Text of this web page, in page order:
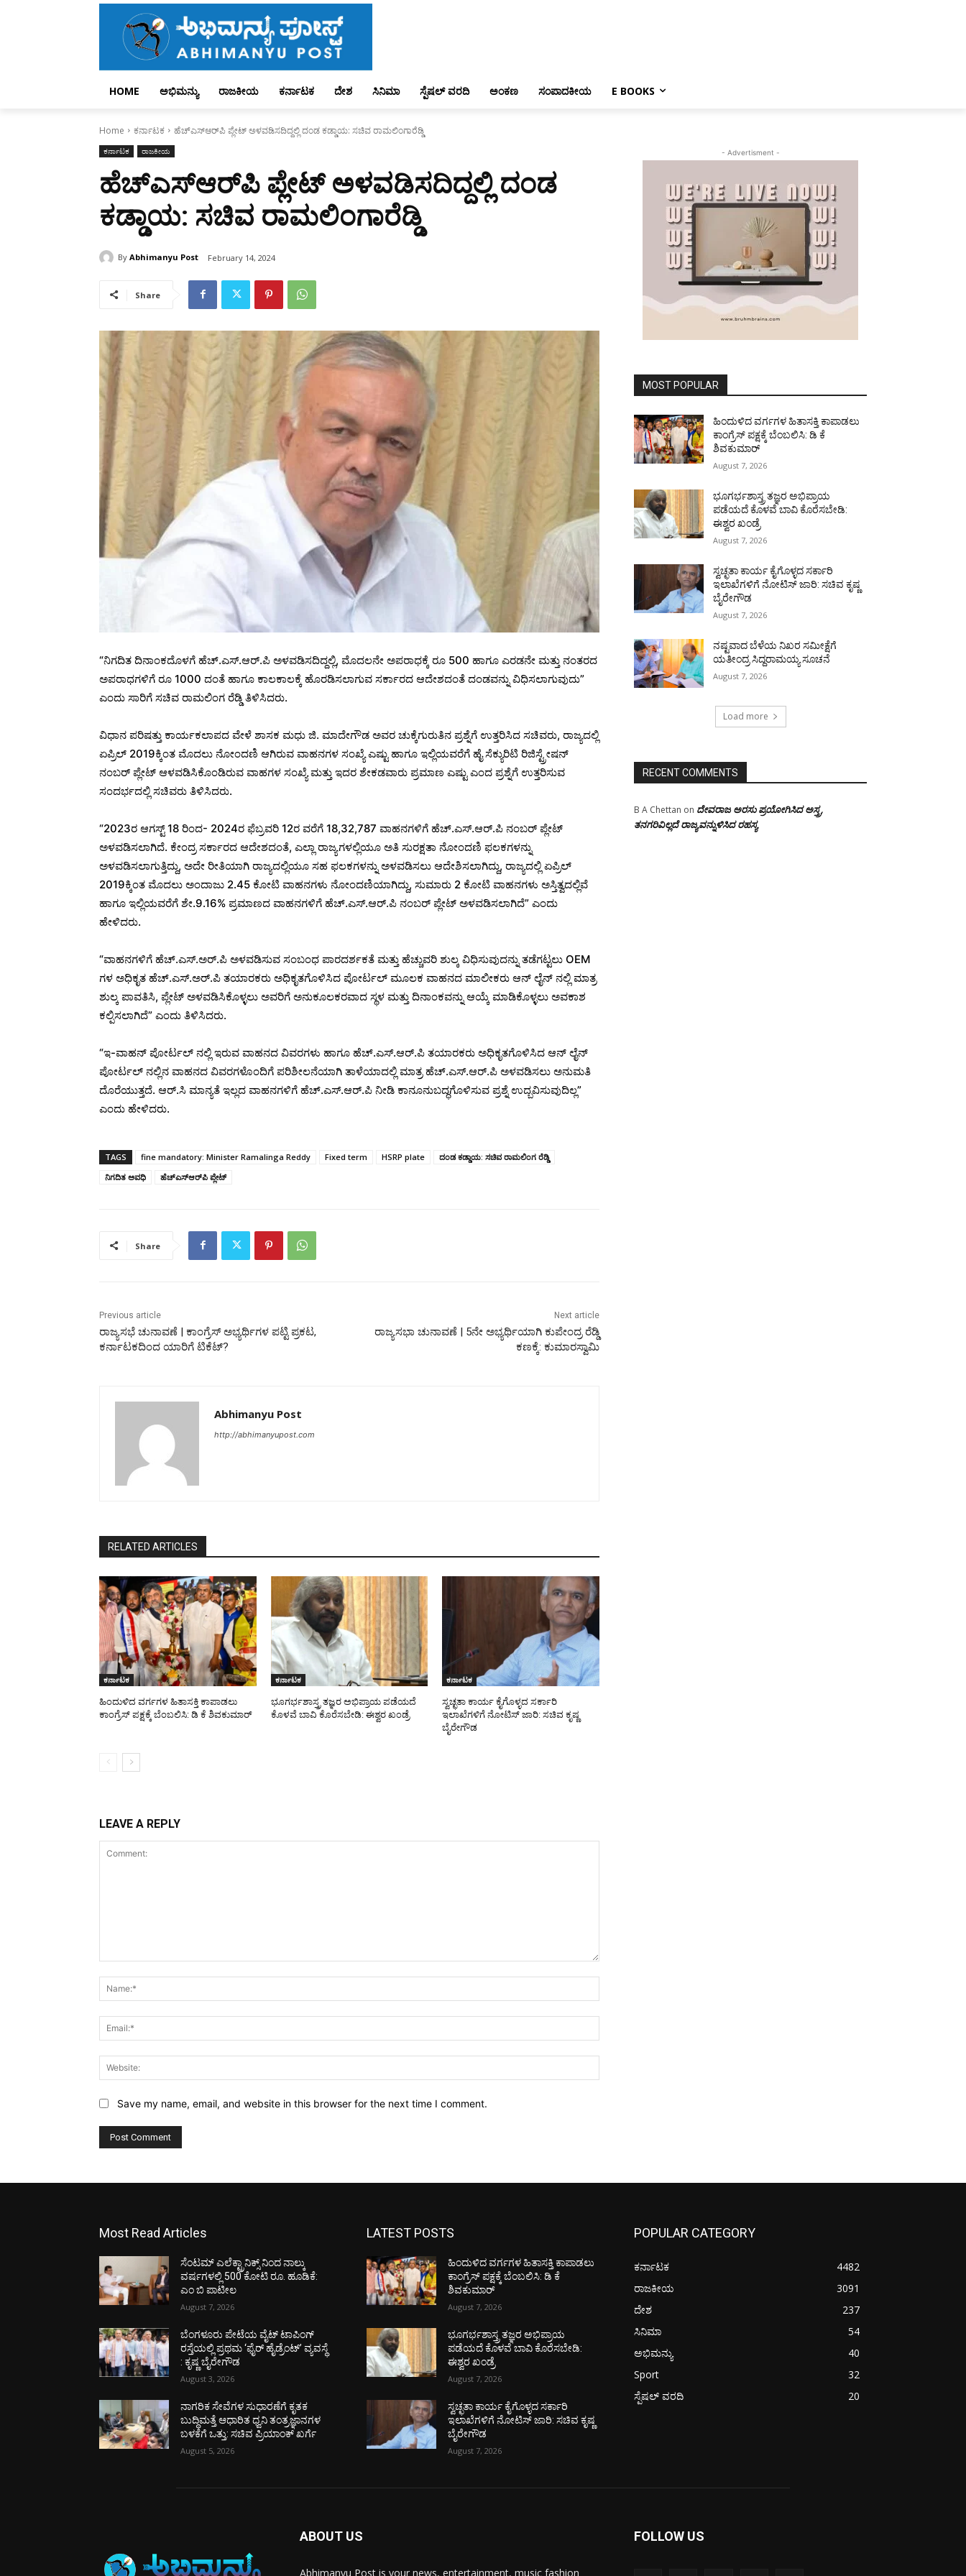
HOME ಅಭಿಮನ್ಯು ರಾಜಕೀಯ ಕರ್ನಾಟಕ ದೇಶ ಸಿನಿಮಾ ಸ್ಪೆಷಲ್ ವರದಿ ಅಂಕಣ ಸಂಪಾದಕೀಯ E BOOKS
Home ಕರ್ನಾಟಕ ಹೆಚ್‌ಎಸ್‌ಆರ್‌ಪಿ ಪ್ಲೇಟ್‌ ಅಳವಡಿಸದಿದ್ದಲ್ಲಿ ದಂಡ ಕಡ್ಡಾಯ: ಸಚಿವ ರಾಮಲಿಂಗಾರೆಡ್ಡಿ
ಕರ್ನಾಟಕ ರಾಜಕೀಯ
ಹೆಚ್‌ಎಸ್‌ಆರ್‌ಪಿ ಪ್ಲೇಟ್‌ ಅಳವಡಿಸದಿದ್ದಲ್ಲಿ ದಂಡ
ಕಡ್ಡಾಯ: ಸಚಿವ ರಾಮಲಿಂಗಾರೆಡ್ಡಿ
By Abhimanyu Post February 14, 2024
Share
“ನಿಗದಿತ ದಿನಾಂಕದೊಳಗೆ ಹೆಚ್.ಎಸ್.ಆರ್.ಪಿ ಅಳವಡಿಸದಿದ್ದಲ್ಲಿ, ಮೊದಲನೇ ಅಪರಾಧಕ್ಕೆ ರೂ 500 ಹಾಗೂ ಎರಡನೇ ಮತ್ತು ನಂತರದ
ಅಪರಾಧಗಳಿಗೆ ರೂ 1000 ದಂತೆ ಹಾಗೂ ಕಾಲಕಾಲಕ್ಕೆ ಹೊರಡಿಸಲಾಗುವ ಸರ್ಕಾರದ ಆದೇಶದಂತೆ ದಂಡವನ್ನು ವಿಧಿಸಲಾಗುವುದು”
ಎಂದು ಸಾರಿಗೆ ಸಚಿವ ರಾಮಲಿಂಗ ರೆಡ್ಡಿ ತಿಳಿಸಿದರು.
ವಿಧಾನ ಪರಿಷತ್ತು ಕಾರ್ಯಕಲಾಪದ ವೇಳೆ ಶಾಸಕ ಮಧು ಜಿ. ಮಾದೇಗೌಡ ಅವರ ಚುಕ್ಕೆಗುರುತಿನ ಪ್ರಶ್ನೆಗೆ ಉತ್ತರಿಸಿದ ಸಚಿವರು, ರಾಜ್ಯದಲ್ಲಿ
ಏಪ್ರಿಲ್ 2019ಕ್ಕಿಂತ ಮೊದಲು ನೋಂದಣಿ ಆಗಿರುವ ವಾಹನಗಳ ಸಂಖ್ಯೆ ಎಷ್ಟು ಹಾಗೂ ಇಲ್ಲಿಯವರೆಗೆ ಹೈ ಸೆಕ್ಯುರಿಟಿ ರಿಜಿಸ್ಟ್ರೇಷನ್
ನಂಬರ್ ಪ್ಲೇಟ್ ಆಳವಡಿಸಿಕೊಂಡಿರುವ ವಾಹಗಳ ಸಂಖ್ಯೆ ಮತ್ತು ಇದರ ಶೇಕಡವಾರು ಪ್ರಮಾಣ ಎಷ್ಟು ಎಂದ ಪ್ರಶ್ನೆಗೆ ಉತ್ತರಿಸುವ
ಸಂದರ್ಭದಲ್ಲಿ ಸಚಿವರು ತಿಳಿಸಿದರು.
“2023ರ ಆಗಸ್ಟ್ 18 ರಿಂದ- 2024ರ ಫೆಬ್ರವರಿ 12ರ ವರೆಗೆ 18,32,787 ವಾಹನಗಳಿಗೆ ಹೆಚ್.ಎಸ್.ಆರ್.ಪಿ ನಂಬರ್ ಪ್ಲೇಟ್
ಅಳವಡಿಸಲಾಗಿದೆ. ಕೇಂದ್ರ ಸರ್ಕಾರದ ಆದೇಶದಂತೆ, ಎಲ್ಲಾ ರಾಜ್ಯಗಳಲ್ಲಿಯೂ ಅತಿ ಸುರಕ್ಷತಾ ನೋಂದಣಿ ಫಲಕಗಳನ್ನು
ಅಳವಡಿಸಲಾಗುತ್ತಿದ್ದು, ಅದೇ ರೀತಿಯಾಗಿ ರಾಜ್ಯದಲ್ಲಿಯೂ ಸಹ ಫಲಕಗಳನ್ನು ಅಳವಡಿಸಲು ಆದೇಶಿಸಲಾಗಿದ್ದು, ರಾಜ್ಯದಲ್ಲಿ ಏಪ್ರಿಲ್
2019ಕ್ಕಿಂತ ಮೊದಲು ಅಂದಾಜು 2.45 ಕೋಟಿ ವಾಹನಗಳು ನೋಂದಣಿಯಾಗಿದ್ದು, ಸುಮಾರು 2 ಕೋಟಿ ವಾಹನಗಳು ಅಸ್ತಿತ್ವದಲ್ಲಿವೆ
ಹಾಗೂ ಇಲ್ಲಿಯವರೆಗೆ ಶೇ.9.16% ಪ್ರಮಾಣದ ವಾಹನಗಳಿಗೆ ಹೆಚ್.ಎಸ್.ಆರ್.ಪಿ ನಂಬರ್ ಪ್ಲೇಟ್ ಅಳವಡಿಸಲಾಗಿದೆ” ಎಂದು
ಹೇಳಿದರು.
“ವಾಹನಗಳಿಗೆ ಹೆಚ್.ಎಸ್.ಅರ್.ಪಿ ಅಳವಡಿಸುವ ಸಂಬಂಧ ಪಾರದರ್ಶಕತೆ ಮತ್ತು ಹೆಚ್ಚುವರಿ ಶುಲ್ಕ ವಿಧಿಸುವುದನ್ನು ತಡೆಗಟ್ಟಲು OEM
ಗಳ ಅಧಿಕೃತ ಹೆಚ್.ಎಸ್.ಅರ್.ಪಿ ತಯಾರಕರು ಅಧಿಕೃತಗೊಳಿಸಿದ ಪೋರ್ಟಲ್ ಮೂಲಕ ವಾಹನದ ಮಾಲೀಕರು ಆನ್ ಲೈನ್ ನಲ್ಲಿ ಮಾತ್ರ
ಶುಲ್ಕ ಪಾವತಿಸಿ, ಪ್ಲೇಟ್ ಅಳವಡಿಸಿಕೊಳ್ಳಲು ಅವರಿಗೆ ಅನುಕೂಲಕರವಾದ ಸ್ಥಳ ಮತ್ತು ದಿನಾಂಕವನ್ನು ಆಯ್ಕೆ ಮಾಡಿಕೊಳ್ಳಲು ಅವಕಾಶ
ಕಲ್ಪಿಸಲಾಗಿದೆ” ಎಂದು ತಿಳಿಸಿದರು.
“ಇ-ವಾಹನ್ ಪೋರ್ಟಲ್ ನಲ್ಲಿ ಇರುವ ವಾಹನದ ವಿವರಗಳು ಹಾಗೂ ಹೆಚ್.ಎಸ್.ಆರ್.ಪಿ ತಯಾರಕರು ಅಧಿಕೃತಗೊಳಿಸಿದ ಆನ್ ಲೈನ್
ಪೋರ್ಟಲ್ ನಲ್ಲಿನ ವಾಹನದ ವಿವರಗಳೊಂದಿಗೆ ಪರಿಶೀಲನೆಯಾಗಿ ತಾಳೆಯಾದಲ್ಲಿ ಮಾತ್ರ ಹೆಚ್.ಎಸ್.ಆರ್.ಪಿ ಅಳವಡಿಸಲು ಅನುಮತಿ
ದೊರೆಯುತ್ತದೆ. ಆರ್.ಸಿ ಮಾನ್ಯತೆ ಇಲ್ಲದ ವಾಹನಗಳಿಗೆ ಹೆಚ್.ಎಸ್.ಆರ್.ಪಿ ನೀಡಿ ಕಾನೂನುಬದ್ಧಗೊಳಿಸುವ ಪ್ರಶ್ನೆ ಉದ್ಬವಿಸುವುದಿಲ್ಲ”
ಎಂದು ಹೇಳಿದರು.
TAGS fine mandatory: Minister Ramalinga Reddy Fixed term HSRP plate
ದಂಡ ಕಡ್ಡಾಯ: ಸಚಿವ ರಾಮಲಿಂಗ ರೆಡ್ಡಿ
ನಿಗದಿತ ಅವಧಿ
ಹೆಚ್‌ಎಸ್‌ಆರ್‌ಪಿ ಪ್ಲೇಟ್‌
Share
Previous article
ರಾಜ್ಯಸಭೆ ಚುನಾವಣೆ | ಕಾಂಗ್ರೆಸ್ ಅಭ್ಯರ್ಥಿಗಳ ಪಟ್ಟಿ ಪ್ರಕಟ,
ಕರ್ನಾಟಕದಿಂದ ಯಾರಿಗೆ ಟಿಕೆಟ್‌?
Next article
ರಾಜ್ಯಸಭಾ ಚುನಾವಣೆ | 5ನೇ ಅಭ್ಯರ್ಥಿಯಾಗಿ ಕುಪೇಂದ್ರ ರೆಡ್ಡಿ
ಕಣಕ್ಕೆ: ಕುಮಾರಸ್ವಾಮಿ
Abhimanyu Post
http://abhimanyupost.com
RELATED ARTICLES
ಕರ್ನಾಟಕ
ಹಿಂದುಳಿದ ವರ್ಗಗಳ ಹಿತಾಸಕ್ತಿ ಕಾಪಾಡಲು
ಕಾಂಗ್ರೆಸ್ ಪಕ್ಷಕ್ಕೆ ಬೆಂಬಲಿಸಿ: ಡಿ ಕೆ ಶಿವಕುಮಾರ್
ಕರ್ನಾಟಕ
ಭೂಗರ್ಭಶಾಸ್ತ್ರ ತಜ್ಞರ ಅಭಿಪ್ರಾಯ ಪಡೆಯದೆ
ಕೊಳವೆ ಬಾವಿ ಕೊರೆಸಬೇಡಿ: ಈಶ್ವರ ಖಂಡ್ರೆ
ಕರ್ನಾಟಕ
ಸ್ವಚ್ಛತಾ ಕಾರ್ಯ ಕೈಗೊಳ್ಳದ ಸರ್ಕಾರಿ
ಇಲಾಖೆಗಳಿಗೆ ನೋಟಿಸ್ ಜಾರಿ: ಸಚಿವ ಕೃಷ್ಣ
ಬೈರೇಗೌಡ
LEAVE A REPLY
Save my name, email, and website in this browser for the next time I comment.
- Advertisment -
MOST POPULAR
ಹಿಂದುಳಿದ ವರ್ಗಗಳ ಹಿತಾಸಕ್ತಿ ಕಾಪಾಡಲು
ಕಾಂಗ್ರೆಸ್ ಪಕ್ಷಕ್ಕೆ ಬೆಂಬಲಿಸಿ: ಡಿ ಕೆ
ಶಿವಕುಮಾರ್
August 7, 2026
ಭೂಗರ್ಭಶಾಸ್ತ್ರ ತಜ್ಞರ ಅಭಿಪ್ರಾಯ
ಪಡೆಯದೆ ಕೊಳವೆ ಬಾವಿ ಕೊರೆಸಬೇಡಿ:
ಈಶ್ವರ ಖಂಡ್ರೆ
August 7, 2026
ಸ್ವಚ್ಛತಾ ಕಾರ್ಯ ಕೈಗೊಳ್ಳದ ಸರ್ಕಾರಿ
ಇಲಾಖೆಗಳಿಗೆ ನೋಟಿಸ್ ಜಾರಿ: ಸಚಿವ ಕೃಷ್ಣ
ಬೈರೇಗೌಡ
August 7, 2026
ನಷ್ಟವಾದ ಬೆಳೆಯ ನಿಖರ ಸಮೀಕ್ಷೆಗೆ
ಯತೀಂದ್ರ ಸಿದ್ದರಾಮಯ್ಯ ಸೂಚನೆ
August 7, 2026
Load more
RECENT COMMENTS
B A Chettan on ದೇವರಾಜ ಅರಸು ಪ್ರಯೋಗಿಸಿದ ಅಸ್ತ್ರ,
ತನಗರಿವಿಲ್ಲದೆ ರಾಜ್ಯವನ್ನುಳಿಸಿದ ರಹಸ್ಯ
Most Read Articles
ಸೆಂಟಮ್ ಎಲೆಕ್ಟ್ರಾನಿಕ್ಸ್ ನಿಂದ ನಾಲ್ಕು
ವರ್ಷಗಳಲ್ಲಿ 500 ಕೋಟಿ ರೂ. ಹೂಡಿಕೆ:
ಎಂ ಬಿ ಪಾಟೀಲ
August 7, 2026
ಬೆಂಗಳೂರು ಪೇಟೆಯ ವೈಟ್ ಟಾಪಿಂಗ್
ರಸ್ತೆಯಲ್ಲಿ ಪ್ರಥಮ ‘ಫೈರ್ ಹೈಡ್ರೆಂಟ್’ ವ್ಯವಸ್ಥೆ
: ಕೃಷ್ಣ ಬೈರೇಗೌಡ
August 3, 2026
ನಾಗರಿಕ ಸೇವೆಗಳ ಸುಧಾರಣೆಗೆ ಕೃತಕ
ಬುದ್ಧಿಮತ್ತೆ ಆಧಾರಿತ ಧ್ವನಿ ತಂತ್ರಜ್ಞಾನಗಳ
ಬಳಕೆಗೆ ಒತ್ತು: ಸಚಿವ ಪ್ರಿಯಾಂಕ್ ಖರ್ಗೆ
August 5, 2026
LATEST POSTS
ಹಿಂದುಳಿದ ವರ್ಗಗಳ ಹಿತಾಸಕ್ತಿ ಕಾಪಾಡಲು
ಕಾಂಗ್ರೆಸ್ ಪಕ್ಷಕ್ಕೆ ಬೆಂಬಲಿಸಿ: ಡಿ ಕೆ
ಶಿವಕುಮಾರ್
August 7, 2026
ಭೂಗರ್ಭಶಾಸ್ತ್ರ ತಜ್ಞರ ಅಭಿಪ್ರಾಯ
ಪಡೆಯದೆ ಕೊಳವೆ ಬಾವಿ ಕೊರೆಸಬೇಡಿ:
ಈಶ್ವರ ಖಂಡ್ರೆ
August 7, 2026
ಸ್ವಚ್ಛತಾ ಕಾರ್ಯ ಕೈಗೊಳ್ಳದ ಸರ್ಕಾರಿ
ಇಲಾಖೆಗಳಿಗೆ ನೋಟಿಸ್ ಜಾರಿ: ಸಚಿವ ಕೃಷ್ಣ
ಬೈರೇಗೌಡ
August 7, 2026
POPULAR CATEGORY
ಕರ್ನಾಟಕ
4482
ರಾಜಕೀಯ
3091
ದೇಶ
237
ಸಿನಿಮಾ
54
ಅಭಿಮನ್ಯು
40
Sport
32
ಸ್ಪೆಷಲ್ ವರದಿ
20
ABOUT US
Abhimanyu Post is your news, entertainment, music fashion
FOLLOW US